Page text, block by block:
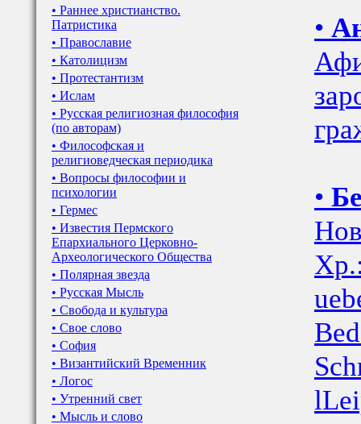
• Раннее христианство.
Патристика
• Православие
• Католицизм
• Протестантизм
• Ислам
• Русская религиозная философия
(по авторам)
• Философская и
религиоведческая периодика
• Вопросы философии и
психологии
• Гермес
• Известия Пермского
Епархиального Церковно-
Археологического Общества
• Полярная звезда
• Русская Мысль
• Свобода и культура
• Свое слово
• София
• Византийский Временник
• Логос
• Утренний свет
• Мысль и слово
•
•